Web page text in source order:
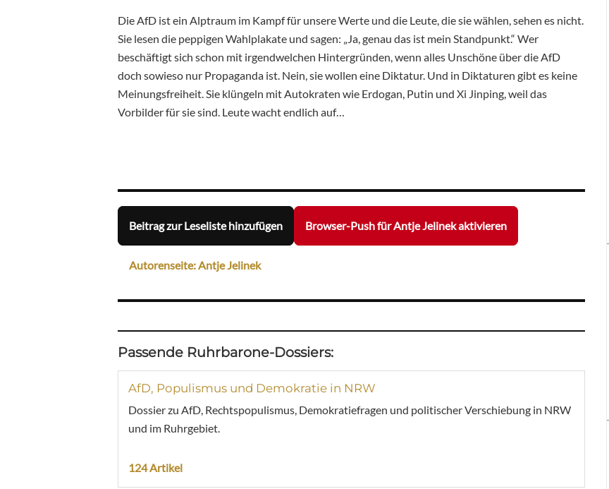
Die AfD ist ein Alptraum im Kampf für unsere Werte und die Leute, die sie wählen, sehen es nicht.
Sie lesen die peppigen Wahlplakate und sagen: „Ja, genau das ist mein Standpunkt.“ Wer
beschäftigt sich schon mit irgendwelchen Hintergründen, wenn alles Unschöne über die AfD
doch sowieso nur Propaganda ist. Nein, sie wollen eine Diktatur. Und in Diktaturen gibt es keine
Meinungsfreiheit. Sie klüngeln mit Autokraten wie Erdogan, Putin und Xi Jinping, weil das
Vorbilder für sie sind. Leute wacht endlich auf…
Beitrag zur Leseliste hinzufügen Browser-Push für Antje Jelinek aktivieren
Autorenseite: Antje Jelinek
Passende Ruhrbarone-Dossiers:
AfD, Populismus und Demokratie in NRW
Dossier zu AfD, Rechtspopulismus, Demokratiefragen und politischer Verschiebung in NRW
und im Ruhrgebiet.
124 Artikel